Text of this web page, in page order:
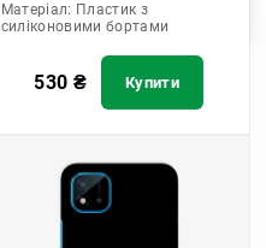
Матеріал: Пластик з
силіконовими бортами
530 ₴ Купити